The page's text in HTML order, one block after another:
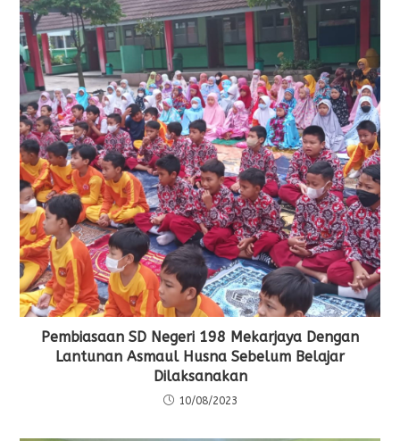
Pembiasaan SD Negeri 198 Mekarjaya Dengan
Lantunan Asmaul Husna Sebelum Belajar
Dilaksanakan
10/08/2023